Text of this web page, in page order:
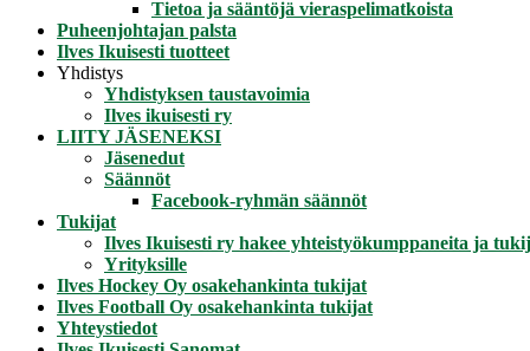
Tietoa ja sääntöjä vieraspelimatkoista
Puheenjohtajan palsta
Ilves Ikuisesti tuotteet
Yhdistys
Yhdistyksen taustavoimia
Ilves ikuisesti ry
LIITY JÄSENEKSI
Jäsenedut
Säännöt
Facebook-ryhmän säännöt
Tukijat
Ilves Ikuisesti ry hakee yhteistyökumppaneita ja
Yrityksille
Ilves Hockey Oy osakehankinta tukijat
Ilves Football Oy osakehankinta tukijat
Yhteystiedot